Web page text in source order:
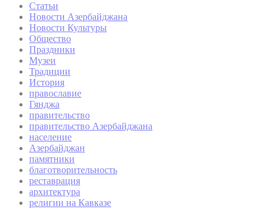
Статьи
Новости Азербайджана
Новости Культуры
Общество
Праздники
Музеи
Традиции
История
православие
Гянджа
правительство
правительство Азербайджана
население
Азербайджан
памятники
благотворительность
реставрация
архитектура
религии на Кавказе